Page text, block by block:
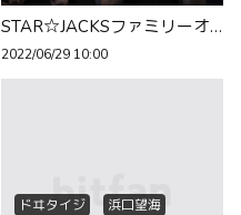
三原悠里
赤松英実
留奈
北田結子
STAR☆JACKSファミリーオンラインミーティングのお知らせ🕘
2022/06/29 10:00
ドヰタイジ
浜口望海